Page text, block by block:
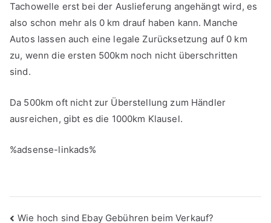
Tachowelle erst bei der Auslieferung angehängt wird, es
also schon mehr als 0 km drauf haben kann. Manche
Autos lassen auch eine legale Zurücksetzung auf 0 km
zu, wenn die ersten 500km noch nicht überschritten
sind.
Da 500km oft nicht zur Überstellung zum Händler
ausreichen, gibt es die 1000km Klausel.
%adsense-linkads%
Beitragsnavigation
Wie hoch sind Ebay Gebühren beim Verkauf?